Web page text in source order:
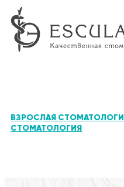
ВЗРОСЛАЯ
СТОМАТОЛОГИЯ